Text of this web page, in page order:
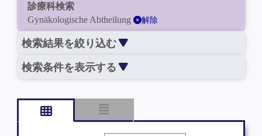
診療科検索
Gynäkologische Abtheilung
解除
検索結果を絞り込む
検索条件を表示する